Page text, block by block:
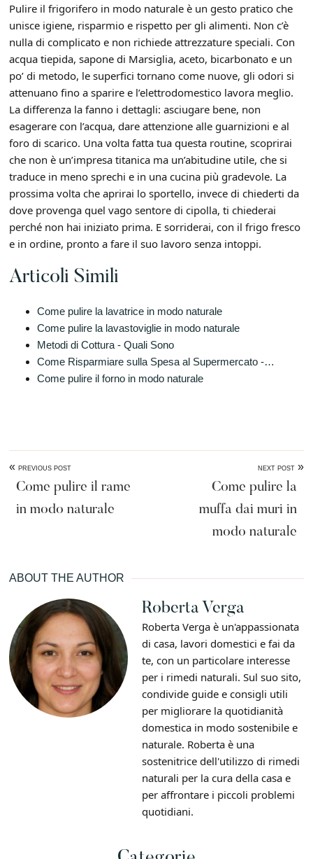
Pulire il frigorifero in modo naturale è un gesto pratico che
unisce igiene, risparmio e rispetto per gli alimenti. Non c’è
nulla di complicato e non richiede attrezzature speciali. Con
acqua tiepida, sapone di Marsiglia, aceto, bicarbonato e un
po’ di metodo, le superfici tornano come nuove, gli odori si
attenuano fino a sparire e l’elettrodomestico lavora meglio.
La differenza la fanno i dettagli: asciugare bene, non
esagerare con l’acqua, dare attenzione alle guarnizioni e al
foro di scarico. Una volta fatta tua questa routine, scoprirai
che non è un’impresa titanica ma un’abitudine utile, che si
traduce in meno sprechi e in una cucina più gradevole. La
prossima volta che aprirai lo sportello, invece di chiederti da
dove provenga quel vago sentore di cipolla, ti chiederai
perché non hai iniziato prima. E sorriderai, con il frigo fresco
e in ordine, pronto a fare il suo lavoro senza intoppi.
Articoli Simili
Come pulire la lavatrice in modo naturale​
Come pulire la lavastoviglie in modo naturale​
Metodi di Cottura - Quali Sono
Come Risparmiare sulla Spesa al Supermercato -…
Come pulire il forno in modo naturale​
« PREVIOUS POST
Come pulire il rame
in modo naturale​
NEXT POST »
Come pulire la
muffa dai muri in
modo naturale
ABOUT THE AUTHOR
Roberta Verga
Roberta Verga è un'appassionata
di casa, lavori domestici e fai da
te, con un particolare interesse
per i rimedi naturali. Sul suo sito,
condivide guide e consigli utili
per migliorare la quotidianità
domestica in modo sostenibile e
naturale. Roberta è una
sostenitrice dell'utilizzo di rimedi
naturali per la cura della casa e
per affrontare i piccoli problemi
quotidiani.